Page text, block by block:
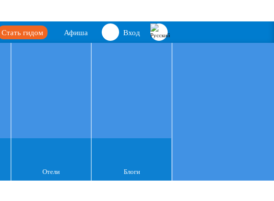
Вход
Афиша
Стать гидом
Отели Блоги